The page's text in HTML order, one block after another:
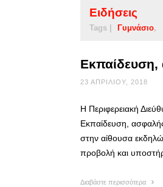
Ειδήσεις
Tags | Γυμνάσιο
Εκπαίδευση,
23 ΑΠΡΙΛΊΟΥ, 2018
Η Περιφερειακή
Εκπαίδευση,
στην αίθουσα
προβολή και
Διαβάστε περισσότερα